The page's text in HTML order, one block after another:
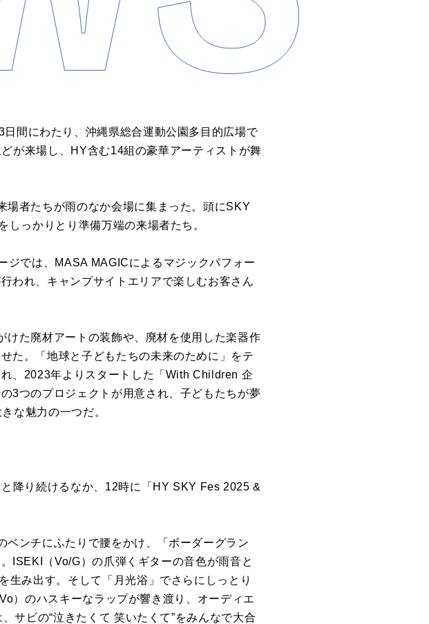
間にわたり、沖縄県総合運動公園多目的広場で
が来場し、HY含む14組の豪華アーティストが舞
場者たちが雨のなか会場に集まった。頭にSKY
っかりとり準備万端の来場者たち。
ジでは、MASA MAGICによるマジックパフォー
われ、キャンプサイトエリアで楽しむお客さん
た廃材アートの装飾や、廃材を使用した楽器作
た。「地球と子どもたちの未来のために」をテ
、2023年よりスタートした「With Children 企
3つのプロジェクトが用意され、子どもたちが夢
な魅力の一つだ。
降り続けるなか、12時に「HY SKY Fes 2025 &
ンチにふたりで腰をかけ、「ボーダーグラン
ISEKI（Vo/G）の爪弾くギターの音色が雨音と
生み出す。そして「月光浴」でさらにしっとり
）のハスキーなラップが響き渡り、オーディエ
サビの“泣きたくて 笑いたくて”をみんなで大合